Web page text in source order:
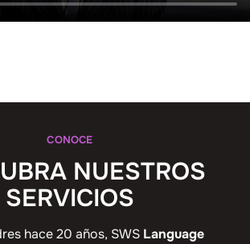
CONOCE
NUESTROS
SERVICIOS
hace 20 años, SWS Language